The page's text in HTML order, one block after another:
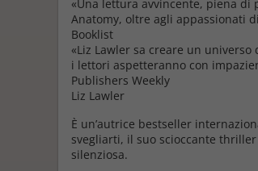
«Una lettura avvincente, piena di
Anatomy, oltre agli appassionati
Booklist
«Liz Lawler sa creare un
i lettori aspetteranno con
Publishers Weekly
Liz Lawler
È un’autrice bestseller
svegliarti, il suo scioccante thriller
silenziosa.